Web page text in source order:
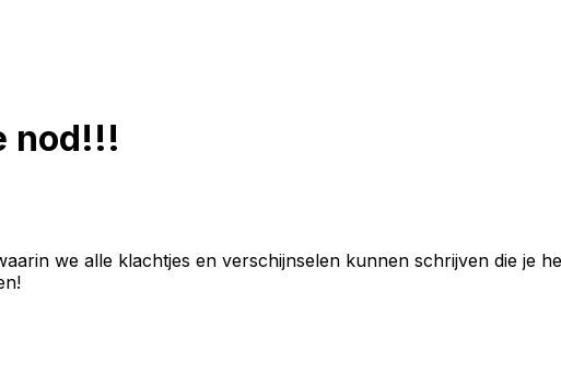
nod!!!
we alle klachtjes en verschijnselen kunnen schrijven die je